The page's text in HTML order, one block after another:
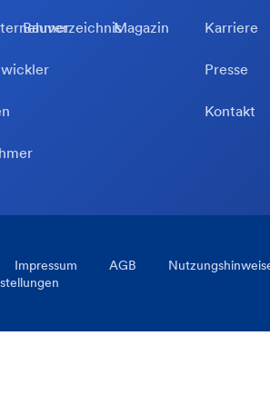
BauverzeichnisMagazin Karriere
Presse
Kontakt
Impressum AGB